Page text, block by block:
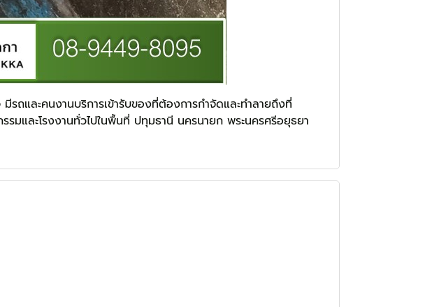
ถและคนงานบริการเข้ารับของที่ต้องการกำจัดและทำลายถึงที่
มและโรงงานทั่วไปในพื้นที่ ปทุมธานี นครนายก พระนครศรีอยุธยา